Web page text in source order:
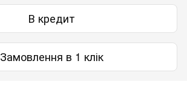
В кредит
Замовлення в 1 клік